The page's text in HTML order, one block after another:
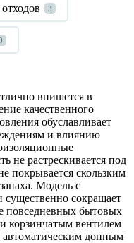
3
впишется в
качественного
обуславливает
и влиянию
не растрескивается под
покрывается скользким
Модель с
сокращает
повседневных бытовых
корзинчатым вентилем
автоматическим донным